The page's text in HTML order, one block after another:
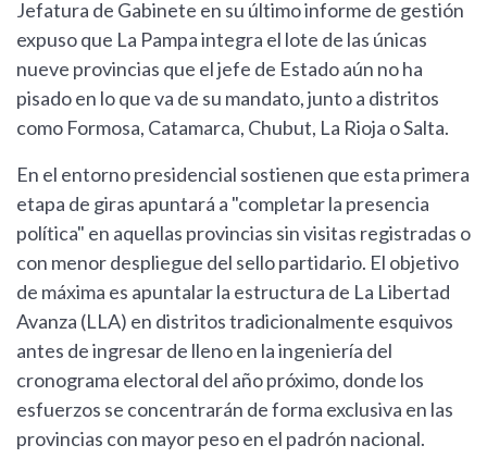
Jefatura de Gabinete en su último informe de gestión
expuso que La Pampa integra el lote de las únicas
nueve provincias que el jefe de Estado aún no ha
pisado en lo que va de su mandato, junto a distritos
como Formosa, Catamarca, Chubut, La Rioja o Salta.
En el entorno presidencial sostienen que esta primera
etapa de giras apuntará a "completar la presencia
política" en aquellas provincias sin visitas registradas o
con menor despliegue del sello partidario. El objetivo
de máxima es apuntalar la estructura de La Libertad
Avanza (LLA) en distritos tradicionalmente esquivos
antes de ingresar de lleno en la ingeniería del
cronograma electoral del año próximo, donde los
esfuerzos se concentrarán de forma exclusiva en las
provincias con mayor peso en el padrón nacional.